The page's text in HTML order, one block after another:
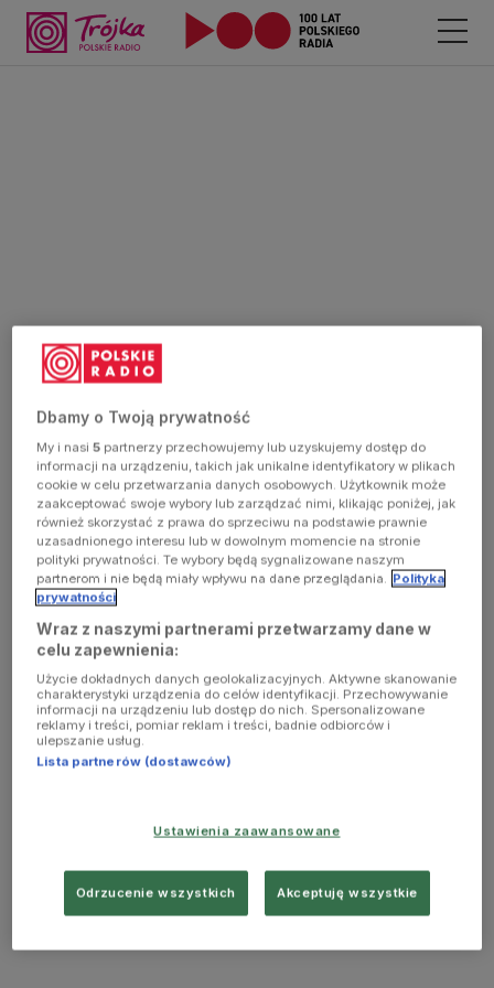
Dbamy o Twoją prywatność
My i nasi5 partnerzy przechowujemy lub uzyskujemy dostęp do
informacji na urządzeniu, takich jak unikalne identyfikatory w plikach
cookie w celu przetwarzania danych osobowych. Użytkownik może
zaakceptować swoje wybory lub zarządzać nimi, klikając poniżej, jak
również skorzystać z prawa do sprzeciwu na podstawie prawnie
uzasadnionego interesu lub w dowolnym momencie na stronie
polityki prywatności. Te wybory będą sygnalizowane naszym
partnerom i nie będą miały wpływu na dane przeglądania. Polityka
prywatności
Wraz z naszymi partnerami przetwarzamy dane w
celu zapewnienia:
Użycie dokładnych danych geolokalizacyjnych. Aktywne skanowanie
charakterystyki urządzenia do celów identyfikacji. Przechowywanie
informacji na urządzeniu lub dostęp do nich. Spersonalizowane
reklamy i treści, pomiar reklam i treści, badnie odbiorców i
ulepszanie usług.
Lista partnerów (dostawców)
Ustawienia zaawansowane
Odrzucenie wszystkich Akceptuję wszystkie